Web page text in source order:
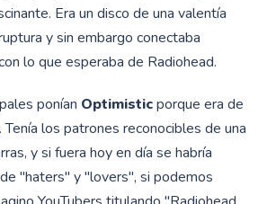
Era un disco de una valentía
y sin embargo conectaba
lo que esperaba de Radiohead.
ponían Optimisticporque era de
los patrones reconocibles de una
y si fuera hoy en día se habría
"haters" y "lovers", si podemos